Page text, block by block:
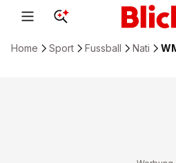
Home Sport Fussball Nati